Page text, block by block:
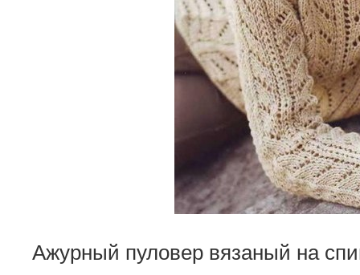
Ажурный пуловер вязаный на